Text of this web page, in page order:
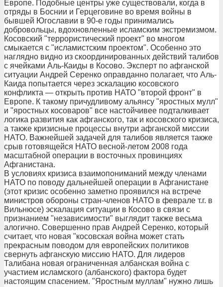
Европе. Подобные центры уже существовали, когда в
отряды в Боснии и Герцеговине во время войны в
бывшей Югославии в 90-е годы принимались
добровольцы, вдохновленные исламским экстремизмом.
Косовский "террористический проект" во многом
смыкается с "исламистским проектом". Особенно это
наглядно видно из скоординированных действий талибов
с ячейками Аль-Каиды в Косово. Эксперт по афганской
ситуации Андрей Серенко оправданно полагает, что Аль-
Каида попытается через эскалацию косовского
конфликта — открыть против НАТО "второй фронт" в
Европе. К такому причудливому альянсу "яростных мулл"
и "яростных косоваров" все настойчивее подталкивает
логика развития как афганского, так и косовского кризиса,
а также кризисные процессы внутри афганской миссии
НАТО. Важнейшей задачей для талибов является также
срыв готовящейся НАТО весной-летом 2008 года
масштабной операции в восточных провинциях
Афганистана.
В условиях кризиса взаимопониманий между членами
НАТО по поводу дальнейшей операции в Афганистане
(этот кризис особенно заметно проявился на встрече
министров обороны стран-членов НАТО в феврале т.г. в
Вильнюсе) эскалация ситуации в Косово в связи с
признанием "независимости" выглядит также весьма
алогично. Совершенно прав Андрей Серенко, который
считает, что новая "косовская война может стать
прекрасным поводом для европейских политиков
свернуть афганскую миссию НАТО. Для лидеров
Талибана новая ограниченная албанская война с
участием исламского (албанского) фактора будет
настоящим спасением. "Яростным муллам" нужно лишь